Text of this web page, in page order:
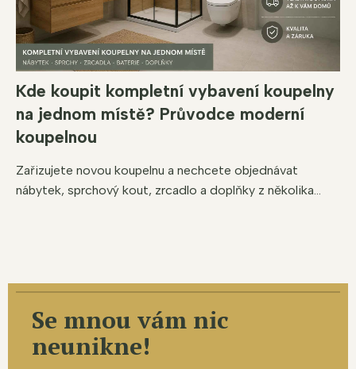
Kde koupit kompletní vybavení koupelny
na jednom místě? Průvodce moderní
koupelnou
Zařizujete novou koupelnu a nechcete objednávat
nábytek, sprchový kout, zrcadlo a doplňky z několika...
Se mnou vám nic
neunikne!